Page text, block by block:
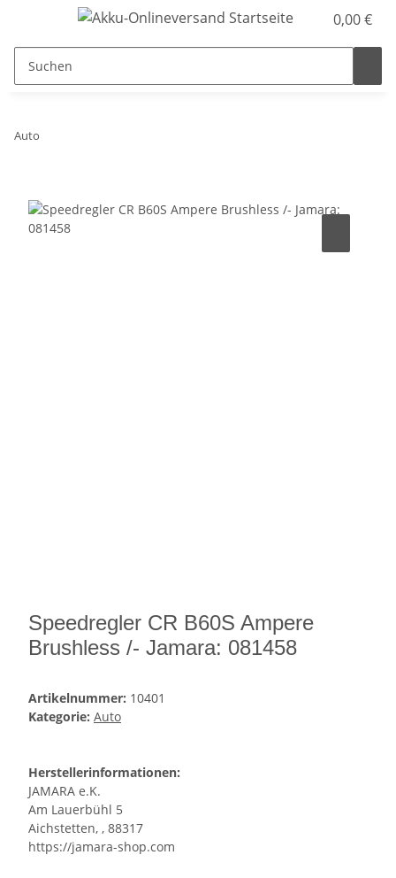
0,00 €
Auto
Speedregler CR B60S Ampere
Brushless /- Jamara: 081458
Artikelnummer: 10401
Kategorie: Auto
Herstellerinformationen:
JAMARA e.K.
Am Lauerbühl 5
Aichstetten, , 88317
https://jamara-shop.com